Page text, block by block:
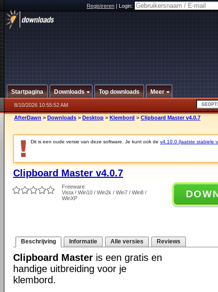
Registreren|Login:
Startpagina Downloads Top downloads Meer
8/10/2026 10:55:52 AM
AfterDawn > Downloads > Desktop > Klembord > Clipboard Master v4.0.7
Dit is een oude versie van deze software. Je kunt ook de v4.10.0 (laatste stabiele
Clipboard Master v4.0.7
Freeware
Vista / Win10 / Win2k / Win7 / Win8 /
WinXP
Beschrijving Informatie Alle versies Reviews
Clipboard Master is een gratis en
handige uitbreiding voor je
klembord.